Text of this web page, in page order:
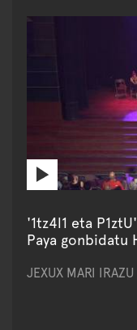
'1tz4l1 eta
Paya gonbidatu
JEXUX MARI IRAZU